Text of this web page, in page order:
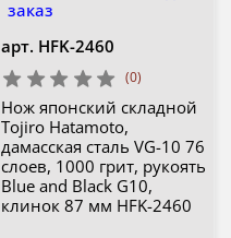
заказ
арт. HFK-2460
(0)
Нож японский складной
Tojiro Hatamoto,
дамасская сталь VG-10 76
слоев, 1000 грит, рукоять
Blue and Black G10,
клинок 87 мм HFK-2460